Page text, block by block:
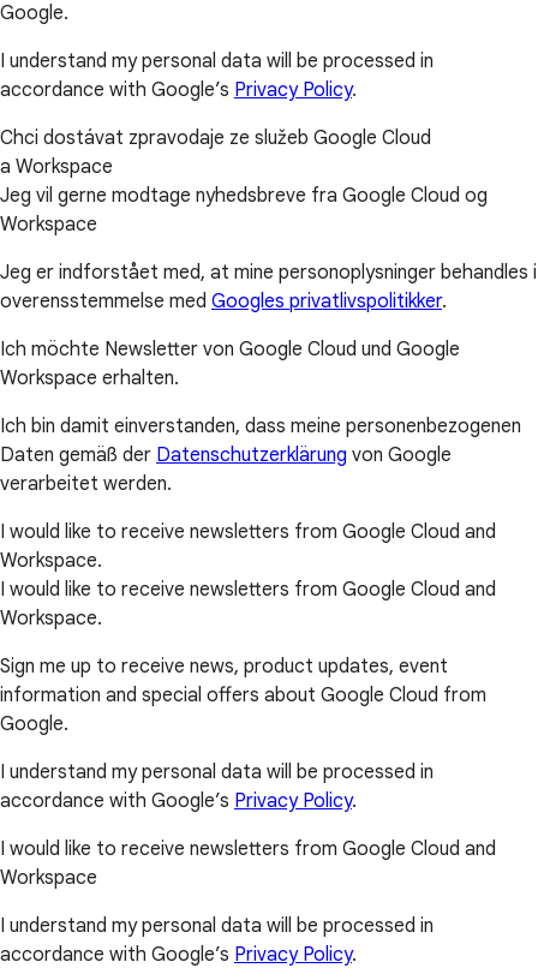
Google.
I understand my personal data will be processed in
accordance with Google’s Privacy Policy.
Chci dostávat zpravodaje ze služeb Google Cloud
a Workspace
Jeg vil gerne modtage nyhedsbreve fra Google Cloud og
Workspace
Jeg er indforstået med, at mine personoplysninger behandles i
overensstemmelse med Googles privatlivspolitikker.
Ich möchte Newsletter von Google Cloud und Google
Workspace erhalten.
Ich bin damit einverstanden, dass meine personenbezogenen
Daten gemäß der Datenschutzerklärung von Google
verarbeitet werden.
I would like to receive newsletters from Google Cloud and
Workspace.
I would like to receive newsletters from Google Cloud and
Workspace.
Sign me up to receive news, product updates, event
information and special offers about Google Cloud from
Google.
I understand my personal data will be processed in
accordance with Google’s Privacy Policy.
I would like to receive newsletters from Google Cloud and
Workspace
I understand my personal data will be processed in
accordance with Google’s Privacy Policy.